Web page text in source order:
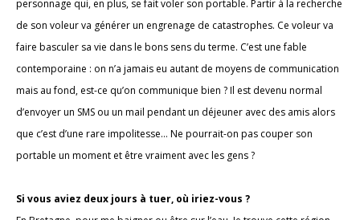
personnage qui, en plus, se fait voler son portable. Partir à la recherche
de son voleur va générer un engrenage de catastrophes. Ce voleur va
faire basculer sa vie dans le bons sens du terme. C’est une fable
contemporaine : on n’a jamais eu autant de moyens de communication
mais au fond, est-ce qu’on communique bien ? Il est devenu normal
d’envoyer un SMS ou un mail pendant un déjeuner avec des amis alors
que c’est d’une rare impolitesse… Ne pourrait-on pas couper son
portable un moment et être vraiment avec les gens ?
Si vous aviez deux jours à tuer, où iriez-vous ?